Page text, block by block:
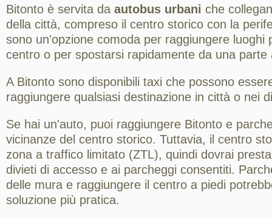
Bitonto è servita da autobus urbani che
della città, compreso il centro storico con la
sono un'opzione comoda per raggiungere luoghi
centro o per spostarsi rapidamente da una parte
A Bitonto sono disponibili taxi che possono
raggiungere qualsiasi destinazione in città o nei
Se hai un'auto, puoi raggiungere Bitonto e
vicinanze del centro storico. Tuttavia, il centro
zona a traffico limitato (ZTL), quindi dovrai
divieti di accesso e ai parcheggi consentiti.
delle mura e raggiungere il centro a piedi
soluzione più pratica.